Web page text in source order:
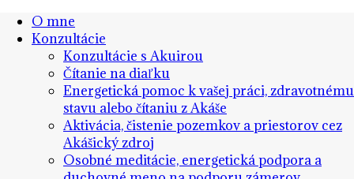
O mne
Konzultácie
Konzultácie s Akuirou
Čítanie na diaľku
Energetická pomoc k vašej práci, zdravotnému
stavu alebo čítaniu z Akáše
Aktivácia, čistenie pozemkov a priestorov cez
Akášický zdroj
Osobné meditácie, energetická podpora a